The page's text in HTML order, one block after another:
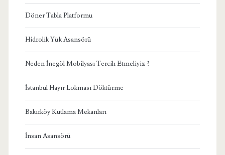
Döner Tabla Platformu
Hidrolik Yük Asansörü
Neden İnegöl Mobilyası Tercih Etmeliyiz ?
İstanbul Hayır Lokması Döktürme
Bakırköy Kutlama Mekanları
İnsan Asansörü